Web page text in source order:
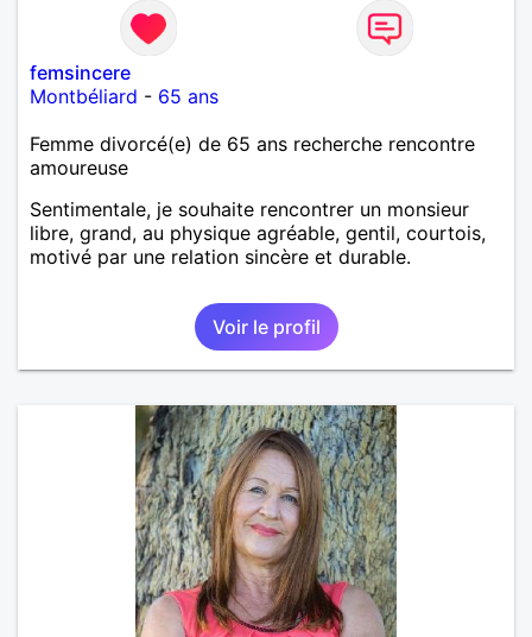
femsincere
Montbéliard - 65 ans
Femme divorcé(e) de 65 ans recherche rencontre
amoureuse
Sentimentale, je souhaite rencontrer un monsieur
libre, grand, au physique agréable, gentil, courtois,
motivé par une relation sincère et durable.
Voir le profil